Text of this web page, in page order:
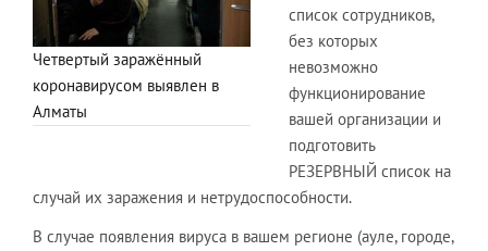
Четвертый заражённый
коронавирусом выявлен в
Алматы
список сотрудников,
без которых
невозможно
функционирование
вашей организации и
подготовить
РЕЗЕРВНЫЙ список на
случай их заражения и нетрудоспособности.
​В случае появления вируса в вашем регионе (ауле, городе,